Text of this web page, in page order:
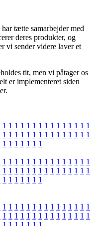
tætte samarbejder med
deres produkter, og
vi sender videre laver et
tit, men vi påtager os
er implementeret siden
1 1 1 1 1 1 1 1 1 1 1 1 1 1 1
1 1 1 1 1 1 1 1 1 1 1 1 1 1 1
1 1 1 1 1 1 1
1 1 1 1 1 1 1 1 1 1 1 1 1 1 1
1 1 1 1 1 1 1 1 1 1 1 1 1 1 1
1 1 1 1 1 1 1
1 1 1 1 1 1 1 1 1 1 1 1 1 1 1
1 1 1 1 1 1 1 1 1 1 1 1 1 1 1